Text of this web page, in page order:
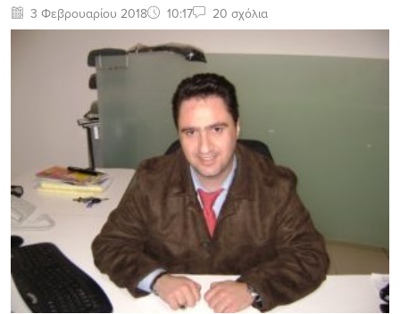
3 Φεβρουαρίου 2018 10:17 20 σχόλια